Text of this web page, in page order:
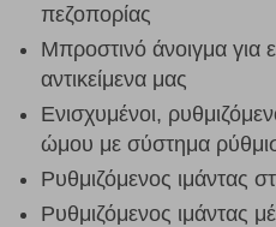
πεζοπορίας
Μπροστινό άνοιγμα
αντικείμενα μας
Ενισχυμένοι,
ώμου με σύστημα
Ρυθμιζόμενος ιμάντας
Ρυθμιζόμενος ιμάντας